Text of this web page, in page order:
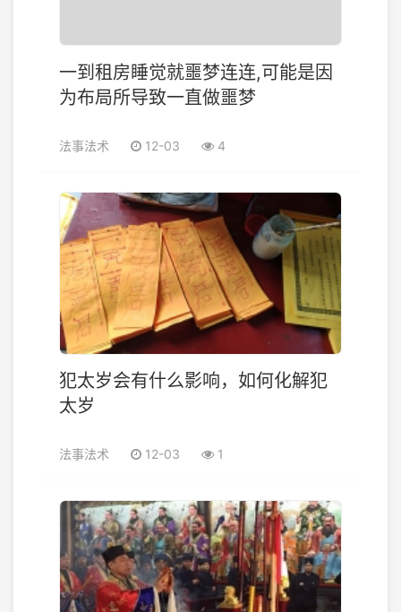
一到租房睡觉就噩梦连连,可能是因
为布局所导致一直做噩梦
法事法术 12-03 4
犯太岁会有什么影响，如何化解犯
太岁
法事法术 12-03 1